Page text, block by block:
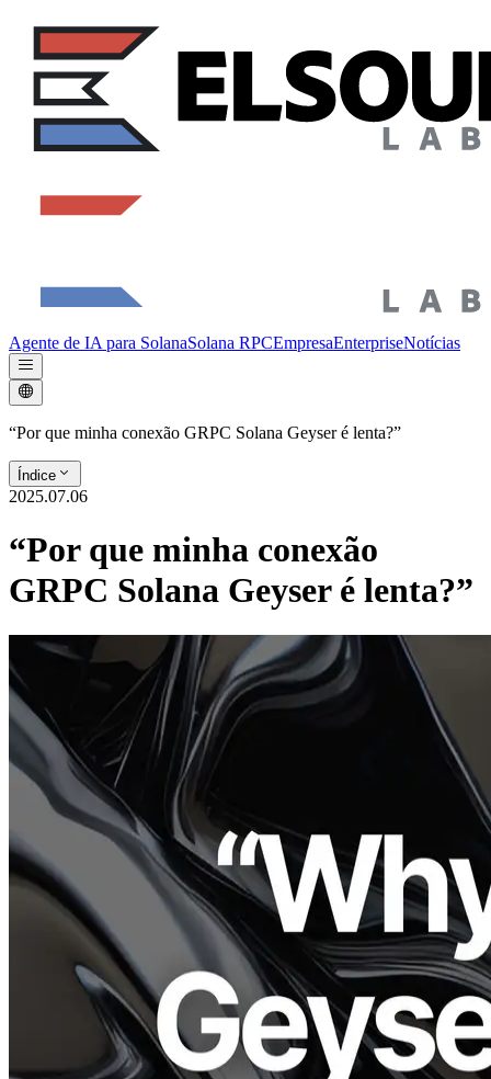
Agente de IA para SolanaSolana RPCEmpresaEnterpriseNotícias
“Por que minha conexão GRPC Solana Geyser é lenta?”
Índice
2025.07.06
“Por que minha conexão
GRPC Solana Geyser é lenta?”
ERPC continuamente se esforça para oferecer desempenho ideal
para projetos Solana e traders de alta frequência. Nós
frequentemente recebemos perguntas como: "Por que é meu Geyser
gRPC conexão lenta?" ou "Como posso detectar alterações no
blockchain Solana mais rapidamente?"
Neste artigo, delineamos claramente razões comuns para o
desempenho lento e fornecemos soluções práticas, explicadas de
forma fácil de entender, mesmo para aqueles que não estão
familiarizados com redes ou servidores.